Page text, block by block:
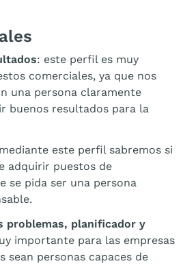
: este perfil es muy
comerciales, ya que nos
una persona claramente
buenos resultados para la
este perfil sabremos si
adquirir puestos de
se pida ser una persona
problemas, planificador y
importante para las empresas
sean personas capaces de